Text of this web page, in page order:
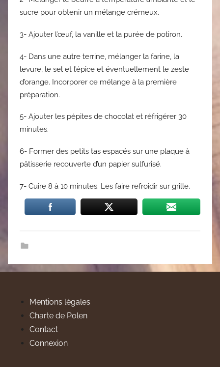
sucre pour obtenir un mélange crémeux.
3- Ajouter l’œuf, la vanille et la purée de potiron.
4- Dans une autre terrine, mélanger la farine, la
levure, le sel et l’épice et éventuellement le zeste
d’orange. Incorporer ce mélange à la première
préparation.
5- Ajouter les pépites de chocolat et réfrigérer 30
minutes.
6- Former des petits tas espacés sur une plaque à
pâtisserie recouverte d’un papier sulfurisé.
7- Cuire 8 à 10 minutes. Les faire refroidir sur grille.
Mentions légales
Charte de Polen
Contact
Connexion